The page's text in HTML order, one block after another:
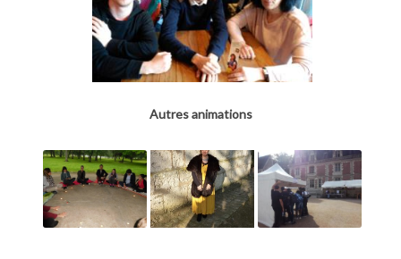
Autres animations